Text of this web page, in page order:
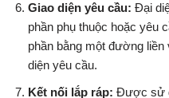
Giao diện yêu cầu: Đại
phần phụ thuộc hoặc yêu
phần bằng một đường
diện yêu cầu.
Kết nối lắp ráp: Được sử